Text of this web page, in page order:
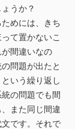
うか？
めには、きち
て置かないこ
間違いなの
問題が出たと
いう繰り返し
の問題でも間
また同じ間違
です。それで